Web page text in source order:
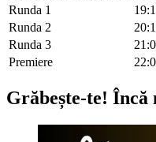
Runda 1
Runda 2
Runda 3
Premiere
Grăbește-te! Încă